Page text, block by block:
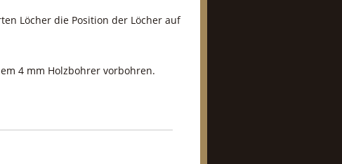
Löcher die Position der Löcher auf
4 mm Holzbohrer vorbohren.